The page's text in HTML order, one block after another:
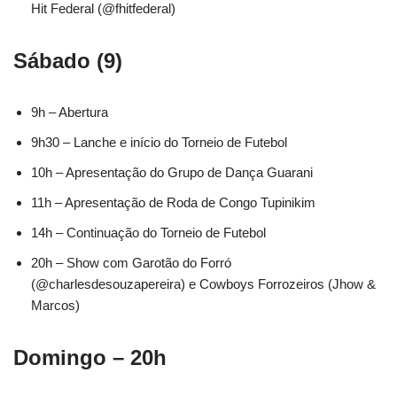
Hit Federal (@fhitfederal)
Sábado (9)
9h – Abertura
9h30 – Lanche e início do Torneio de Futebol
10h – Apresentação do Grupo de Dança Guarani
11h – Apresentação de Roda de Congo Tupinikim
14h – Continuação do Torneio de Futebol
20h – Show com Garotão do Forró
(@charlesdesouzapereira) e Cowboys Forrozeiros (Jhow &
Marcos)
Domingo – 20h